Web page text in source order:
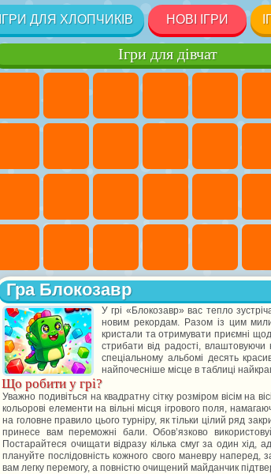
ІГРИ ДЛЯ ХЛОПЧИКІВ НОВІ ІГРИ
Ігри для дівчат
Гра Блокозавр
У грі «Блокозавр» вас тепло
новим рекордам. Разом із цим
кристали та отримувати приємні
стрибати від радості, влаштовуючи
спеціальному альбомі десять
найпочесніше місце в таблиці
Що робити у грі?
Уважно подивіться на квадратну сітку розміром вісім на
кольорові елементи на вільні місця ігрового поля,
на головне правило цього турніру, як тільки цілий ряд
принесе вам переможні бали. Обов’язково
Постарайтеся очищати відразу кілька смуг за один хід,
плануйте послідовність кожного свого маневру
вам легку перемогу, а повністю очищений майданчик